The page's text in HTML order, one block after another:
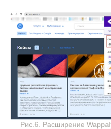
Рис.6. Расширение